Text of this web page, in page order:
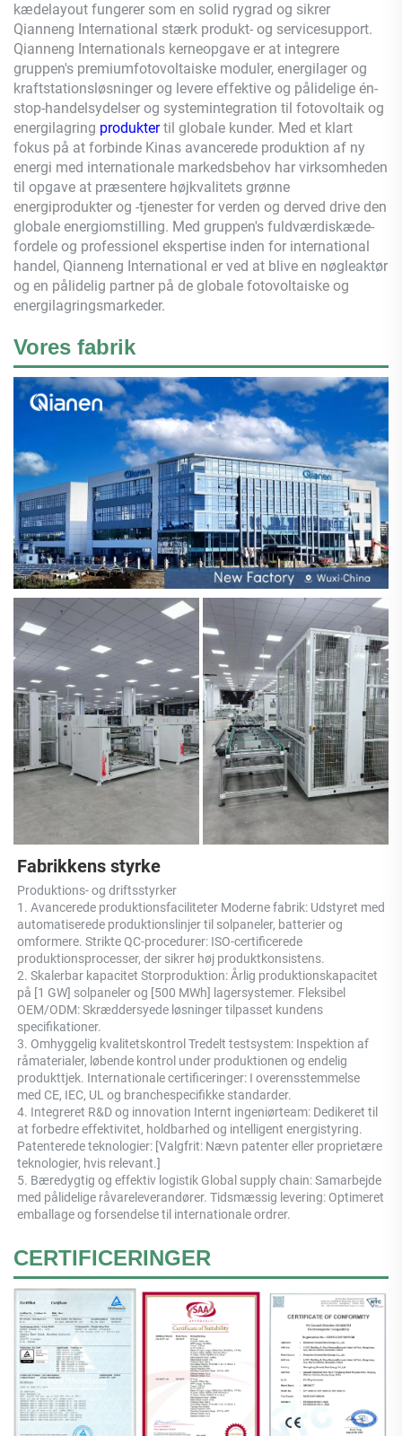
kædelayout fungerer som en solid rygrad og sikrer
Qianneng International stærk produkt- og servicesupport.
Qianneng Internationals kerneopgave er at integrere
gruppen's premiumfotovoltaiske moduler, energilager og
kraftstationsløsninger og levere effektive og pålidelige én-
stop-handelsydelser og systemintegration til fotovoltaik og
energilagring produktertil globale kunder. Med et klart
fokus på at forbinde Kinas avancerede produktion af ny
energi med internationale markedsbehov har virksomheden
til opgave at præsentere højkvalitets grønne
energiprodukter og -tjenester for verden og derved drive den
globale energiomstilling. Med gruppen's fuldværdiskæde-
fordele og professionel ekspertise inden for international
handel, Qianneng International er ved at blive en nøgleaktør
og en pålidelig partner på de globale fotovoltaiske og
energilagringsmarkeder.
Vores fabrik
Fabrikkens styrke
Produktions- og driftsstyrker
1. Avancerede produktionsfaciliteter Moderne fabrik: Udstyret med
automatiserede produktionslinjer til solpaneler, batterier og
omformere. Strikte QC-procedurer: ISO-certificerede
produktionsprocesser, der sikrer høj produktkonsistens.
2. Skalerbar kapacitet Storproduktion: Årlig produktionskapacitet
på [1 GW] solpaneler og [500 MWh] lagersystemer. Fleksibel
OEM/ODM: Skræddersyede løsninger tilpasset kundens
specifikationer.
3. Omhyggelig kvalitetskontrol Tredelt testsystem: Inspektion af
råmaterialer, løbende kontrol under produktionen og endelig
produkttjek. Internationale certificeringer: I overensstemmelse
med CE, IEC, UL og branchespecifikke standarder.
4. Integreret R&D og innovation Internt ingeniørteam: Dedikeret til
at forbedre effektivitet, holdbarhed og intelligent energistyring.
Patenterede teknologier: [Valgfrit: Nævn patenter eller proprietære
teknologier, hvis relevant.]
5. Bæredygtig og effektiv logistik Global supply chain: Samarbejde
med pålidelige råvareleverandører. Tidsmæssig levering: Optimeret
emballage og forsendelse til internationale ordrer.
CERTIFICERINGER